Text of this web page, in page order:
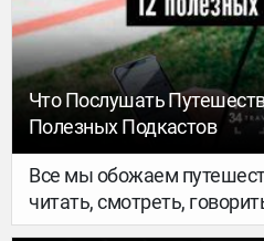
Что Послушать
Полезных Подкастов
Все мы обожаем
читать, смотреть,
путешествиях. Пришло